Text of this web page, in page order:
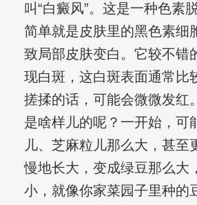
叫“白癜风”。这是一种色素
简单就是皮肤里的黑色素细
致局部皮肤变白。它较不错
现白斑，这白斑表面通常比
搓揉的话，可能会微微发红
是啥样儿的呢？一开始，可
儿、芝麻粒儿那么大，甚至
慢地长大，变成绿豆那么大
小，就像你家菜园子里种的